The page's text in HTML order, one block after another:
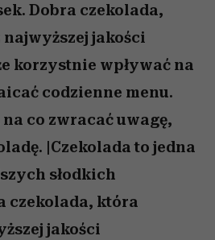
Dobra czekolada,
najwyższej jakości
korzystnie wpływać na
codzienne menu.
co zwracać uwagę,
|Czekolada to jedna
słodkich
czekolada, która
jakości